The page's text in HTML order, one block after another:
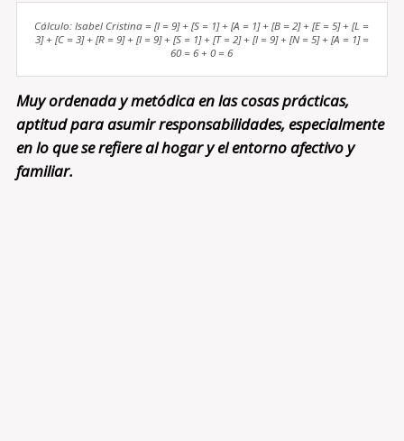
Cálculo: Isabel Cristina = [I = 9] + [S = 1] + [A = 1] + [B = 2] + [E = 5] + [L =
3] + [C = 3] + [R = 9] + [I = 9] + [S = 1] + [T = 2] + [I = 9] + [N = 5] + [A = 1] =
60 = 6 + 0 = 6
Muy ordenada y metódica en las cosas prácticas,
aptitud para asumir responsabilidades, especialmente
en lo que se refiere al hogar y el entorno afectivo y
familiar.